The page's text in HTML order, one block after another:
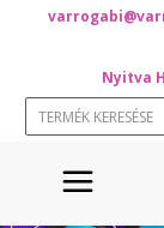
Nyitva